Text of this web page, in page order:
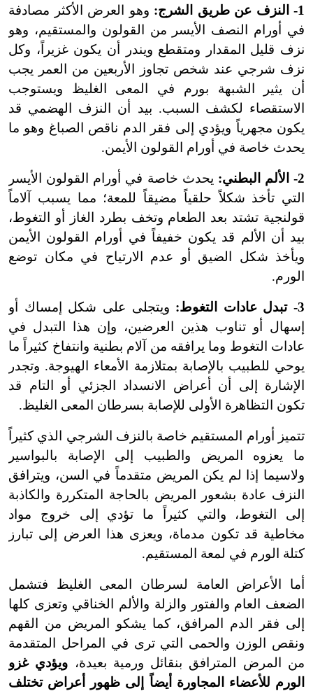
1- النزف عن طريق الشرج:
وهو العرض الأكثر مصادفة
في أورام النصف الأيسر من القولون والمستقيم، وهو
نزف قليل المقدار ومتقطع ويندر أن يكون غزيراً، وكل
نزف شرجي عند شخص تجاوز الأربعين من العمر يجب
أن يثير الشبهة بورم في المعى الغليظ ويستوجب
الاستقصاء لكشف السبب. بيد أن النزف الهضمي قد
يكون مجهرياً ويؤدي إلى فقر الدم ناقص الصباغ وهو ما
يحدث خاصة في أورام القولون الأيمن.
2- الألم البطني:
يحدث خاصة في أورام القولون الأيسر
التي تأخذ شكلاً حلقياً مضيقاً للمعة؛ مما يسبب آلاماً
قولنجية تشتد بعد الطعام وتخف بطرد الغاز أو التغوط،
بيد أن الألم قد يكون خفيفاً في أورام القولون الأيمن
ويأخذ شكل الضيق أو عدم الارتياح في مكان توضع
الورم.
3- تبدل عادات التغوط:
ويتجلى على شكل إمساك أو
إسهال أو تناوب هذين العرضين، وإن هذا التبدل في
عادات التغوط وما يرافقه من آلام بطنية وانتفاخ كثيراً ما
يوحي للطبيب بالإصابة بمتلازمة الأمعاء الهيوجة. وتجدر
الإشارة إلى أن أعراض الانسداد الجزئي أو التام قد
تكون التظاهرة الأولى للإصابة بسرطان المعى الغليظ.
تتميز أورام المستقيم خاصة بالنزف الشرجي الذي كثيراً
ما يعزوه المريض والطبيب إلى الإصابة بالبواسير
ولاسيما إذا لم يكن المريض متقدماً في السن، ويترافق
النزف عادة بشعور المريض بالحاجة المتكررة والكاذبة
إلى التغوط، والتي كثيراً ما تؤدي إلى خروج مواد
مخاطية قد تكون مدماة، ويعزى هذا العرض إلى تبارز
كتلة الورم في لمعة المستقيم.
أما الأعراض العامة لسرطان المعى الغليظ فتشمل
الضعف العام والفتور والزلة والألم الخناقي وتعزى كلها
إلى فقر الدم المرافق، كما يشكو المريض من القهم
ونقص الوزن والحمى التي ترى في المراحل المتقدمة
من المرض المترافق بنقائل ورمية بعيدة، ويؤدي غزو
الورم للأعضاء المجاورة أيضاً إلى ظهور أعراض تختلف